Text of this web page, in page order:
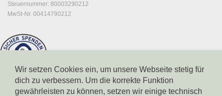
Steuernummer: 80003290212
MwSt-Nr. 00414790212
Wir setzen Cookies ein, um unsere Webseite stetig für
dich zu verbessern. Um die korrekte Funktion
gewährleisten zu können, setzen wir einige technisch